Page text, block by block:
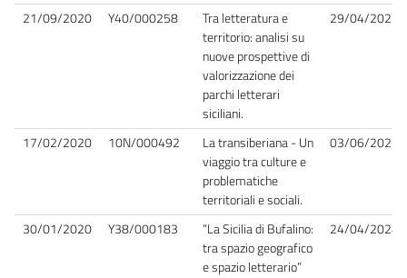
21/09/2020 Y40/000258
Tra letteratura e
territorio: analisi su
nuove prospettive di
valorizzazione dei
parchi letterari
siciliani.
29/04/2022
17/02/2020 10N/000492
La transiberiana - Un
viaggio tra culture e
problematiche
territoriali e sociali.
03/06/2021
30/01/2020 Y38/000183
“La Sicilia di Bufalino:
tra spazio geografico
e spazio letterario”
24/04/2024